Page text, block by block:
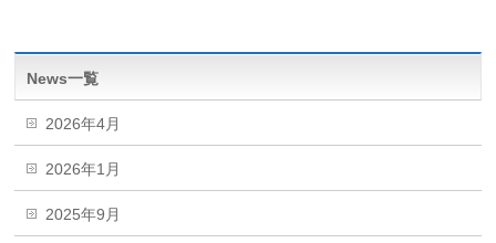
News一覧
2026年4月
2026年1月
2025年9月